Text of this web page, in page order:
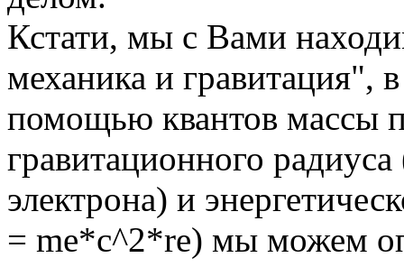
Кстати, мы с Вами
механика и
помощью квантов массы
гравитационного
электрона) и
= me*c^2*re) мы можем